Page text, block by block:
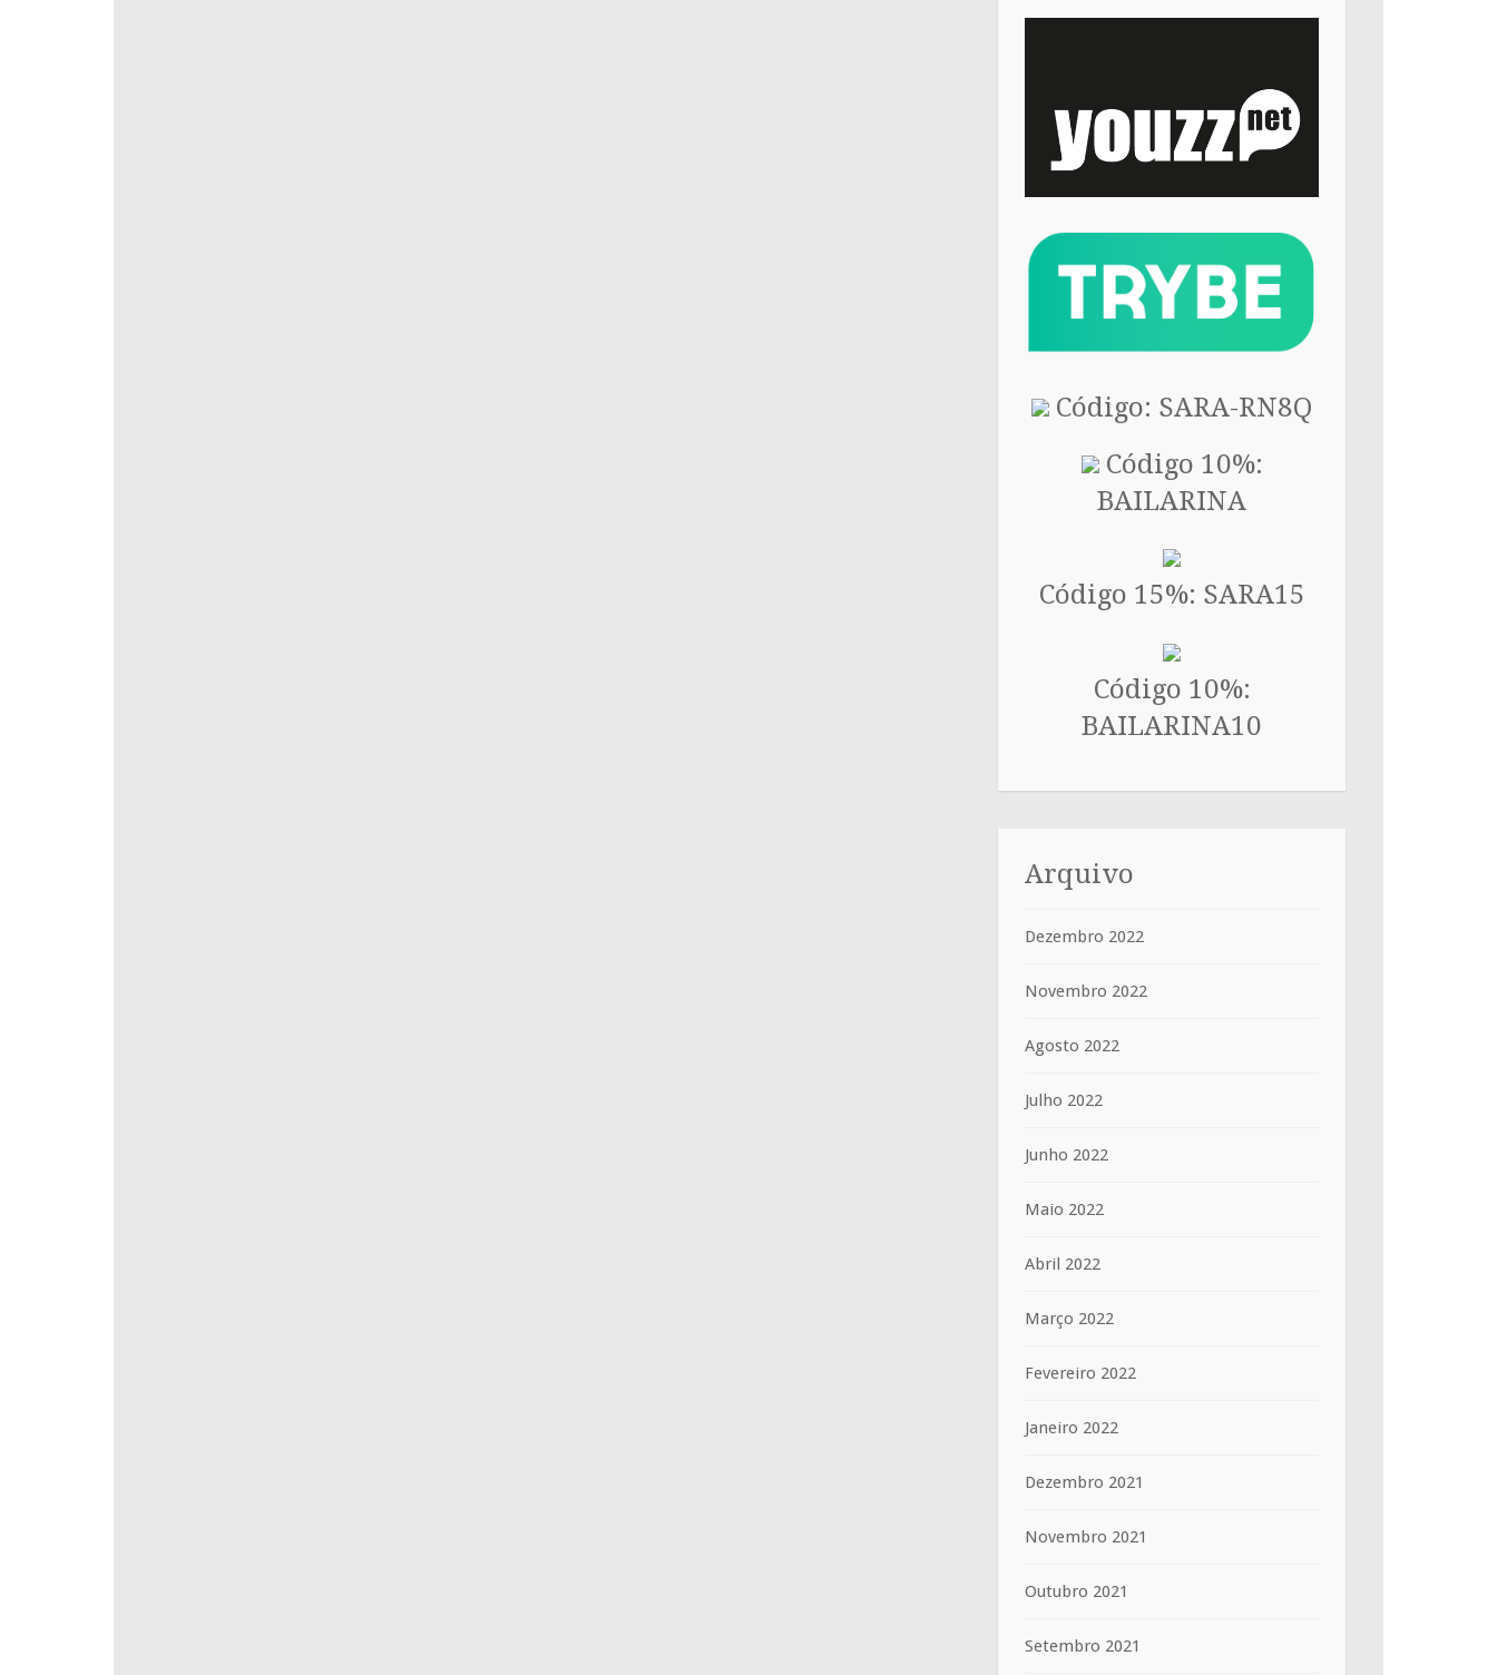
Código: SARA-RN8Q
Código 10%:
BAILARINA
Código 15%: SARA15
Código 10%:
BAILARINA10
Arquivo
Dezembro 2022
Novembro 2022
Agosto 2022
Julho 2022
Junho 2022
Maio 2022
Abril 2022
Março 2022
Fevereiro 2022
Janeiro 2022
Dezembro 2021
Novembro 2021
Outubro 2021
Setembro 2021